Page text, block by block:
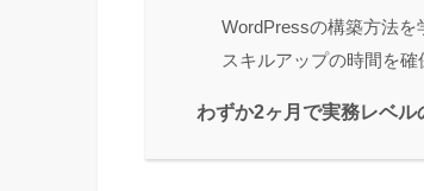
WordPressの構築方法を
スキルアップの時間を確
わずか2ヶ月で実務レベ